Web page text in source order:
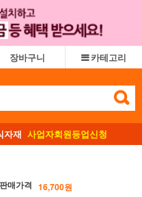
장바구니 카테고리
자재 사업자회원등업신청
판매가격 16,700원